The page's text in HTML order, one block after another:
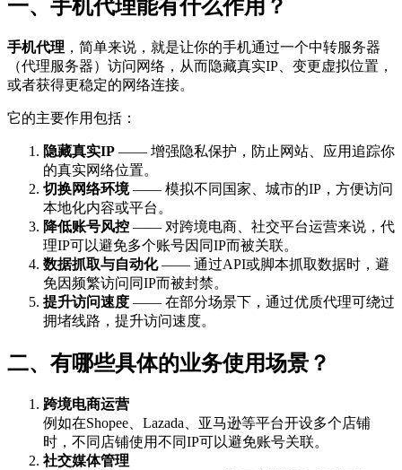
一、手机代理能有什么作用？
手机代理 ，简单来说，就是让你的手机通过一个中转服务器
（代理服务器）访问网络，从而隐藏真实IP、变更虚拟位置，
或者获得更稳定的网络连接。
它的主要作用包括：
隐藏真实IP —— 增强隐私保护，防止网站、应用追踪你
的真实网络位置。
切换网络环境—— 模拟不同国家、城市的IP，方便访问
本地化内容或平台。
降低账号风控 —— 对跨境电商、社交平台运营来说，代
理IP可以避免多个账号因同IP而被关联。
数据抓取与自动化—— 通过API或脚本抓取数据时，避
免因频繁访问同IP而被封禁。
提升访问速度 —— 在部分场景下，通过优质代理可绕过
拥堵线路，提升访问速度。
二、有哪些具体的业务使用场景？
跨境电商运营
例如在Shopee、Lazada、亚马逊等平台开设多个店铺
时，不同店铺使用不同IP可以避免账号关联。
社交媒体管理